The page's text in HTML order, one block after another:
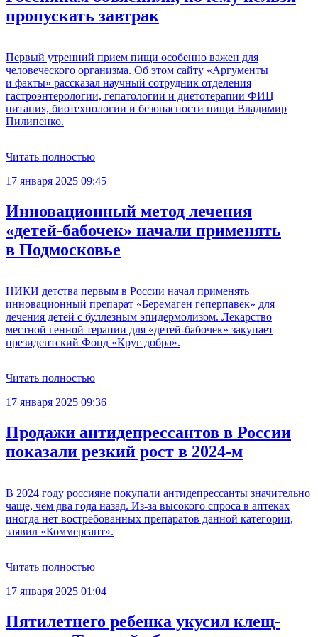
пропускать завтрак
Первый утренний прием пищи особенно важен для
человеческого организма. Об этом сайту «Аргументы
и факты» рассказал научный сотрудник отделения
гастроэнтерологии, гепатологии и диетотерапии ФИЦ
питания, биотехнологии и безопасности пищи Владимир
Пилипенко.
Читать полностью
17 января 2025 09:45
Инновационный метод лечения
«детей-бабочек» начали применять
в Подмосковье
НИКИ детства первым в России начал применять
инновационный препарат «Беремаген геперпавек» для
лечения детей с буллезным эпидермолизом. Лекарство
местной генной терапии для «детей-бабочек» закупает
президентский Фонд «Круг добра».
Читать полностью
17 января 2025 09:36
Продажи антидепрессантов в России
показали резкий рост в 2024-м
В 2024 году россияне покупали антидепрессанты значительно
чаще, чем два года назад. Из-за высокого спроса в аптеках
иногда нет востребованных препаратов данной категории,
заявил «Коммерсант».
Читать полностью
17 января 2025 01:04
Пятилетнего ребенка укусил клещ-